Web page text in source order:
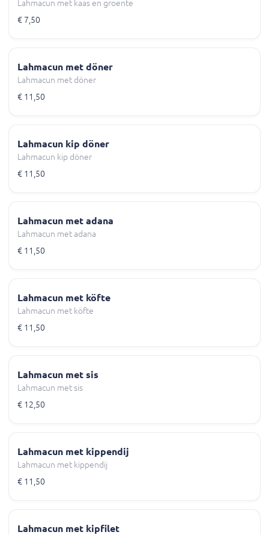
Lahmacun met kaas en groente
€ 7,50
Lahmacun met döner
Lahmacun met döner
€ 11,50
Lahmacun kip döner
Lahmacun kip döner
€ 11,50
Lahmacun met adana
Lahmacun met adana
€ 11,50
Lahmacun met köfte
Lahmacun met köfte
€ 11,50
Lahmacun met sis
Lahmacun met sis
€ 12,50
Lahmacun met kippendij
Lahmacun met kippendij
€ 11,50
Lahmacun met kipfilet